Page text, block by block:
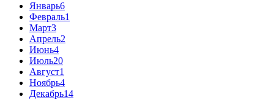
Январь6
Февраль1
Март3
Апрель2
Июнь4
Июль20
Август1
Ноябрь4
Декабрь14